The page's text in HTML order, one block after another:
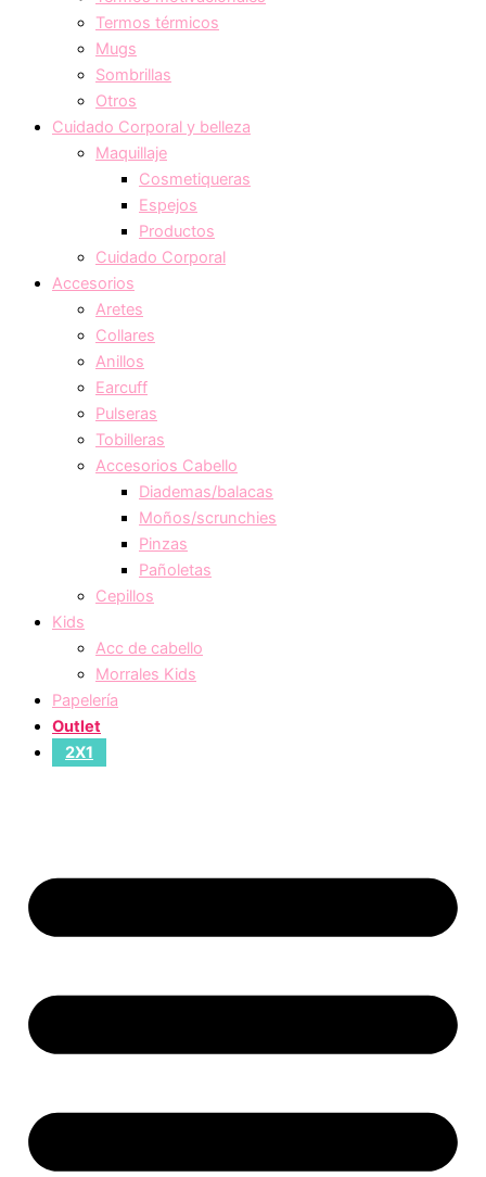
Termos térmicos
Mugs
Sombrillas
Otros
Cuidado Corporal y belleza
Maquillaje
Cosmetiqueras
Espejos
Productos
Cuidado Corporal
Accesorios
Aretes
Collares
Anillos
Earcuff
Pulseras
Tobilleras
Accesorios Cabello
Diademas/balacas
Moños/scrunchies
Pinzas
Pañoletas
Cepillos
Kids
Acc de cabello
Morrales Kids
Papelería
Outlet
2X1